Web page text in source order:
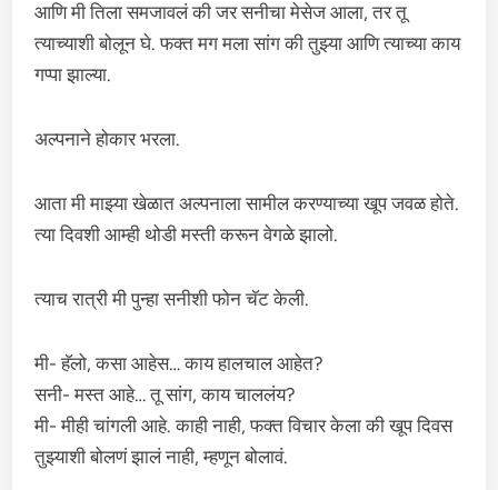
आणि मी तिला समजावलं की जर सनीचा मेसेज आला, तर तू
त्याच्याशी बोलून घे. फक्त मग मला सांग की तुझ्या आणि त्याच्या काय
गप्पा झाल्या.
अल्पनाने होकार भरला.
आता मी माझ्या खेळात अल्पनाला सामील करण्याच्या खूप जवळ होते.
त्या दिवशी आम्ही थोडी मस्ती करून वेगळे झालो.
त्याच रात्री मी पुन्हा सनीशी फोन चॅट केली.
मी- हॅलो, कसा आहेस… काय हालचाल आहेत?
सनी- मस्त आहे… तू सांग, काय चाललंय?
मी- मीही चांगली आहे. काही नाही, फक्त विचार केला की खूप दिवस
तुझ्याशी बोलणं झालं नाही, म्हणून बोलावं.